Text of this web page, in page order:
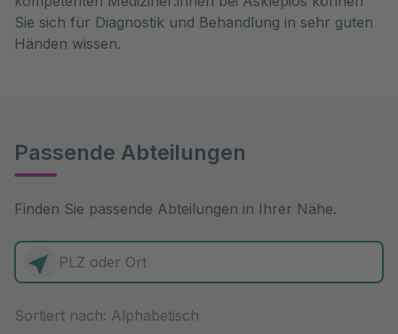
Sie sich für Diagnostik und Behandlung in sehr guten
Händen wissen.
Passende Abteilungen
Finden Sie passende Abteilungen in Ihrer Nähe.